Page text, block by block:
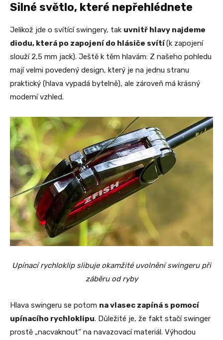
Silné světlo, které nepřehlédnete
Jelikož jde o svítící swingery, tak uvnitř hlavy najdeme
diodu, která po zapojení do hlásiče svítí(k zapojení
slouží 2,5 mm jack). Ještě k těm hlavám: Z našeho pohledu
mají velmi povedený design, který je na jednu stranu
praktický (hlava vypadá bytelně), ale zároveň má krásný
moderní vzhled.
Upínací rychloklip slibuje okamžité uvolnění swingeru při
záběru od ryby
Hlava swingeru se potom na vlasec zapíná s pomocí
upínacího rychloklipu. Důležité je, že fakt stačí swinger
prostě „nacvaknout“ na navazovací materiál. Výhodou